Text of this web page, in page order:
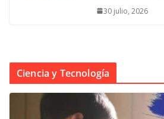
30 julio, 2026
Ciencia y Tecnología